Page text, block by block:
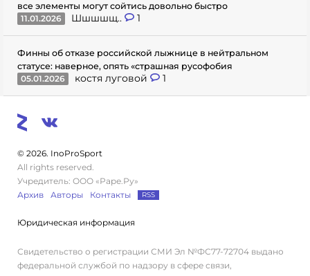
все элементы могут сойтись довольно быстро
11.01.2026
Шшшшщ.. 1
Финны об отказе российской лыжнице в нейтральном
статусе: наверное, опять «страшная русофобия
05.01.2026
костя луговой 1
© 2026. InoProSport
All rights reserved.
Учредитель: ООО «Раре.Ру»
Архив
Авторы Контакты RSS
Юридическая информация
Свидетельство о регистрации СМИ Эл №ФС77-72704 выдано
федеральной службой по надзору в сфере связи,